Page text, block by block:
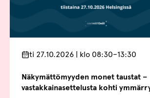
ti 27.10.2026 | klo 08:30–13:30
Näkymättömyyden monet taustat –
vastakkainasettelusta kohti